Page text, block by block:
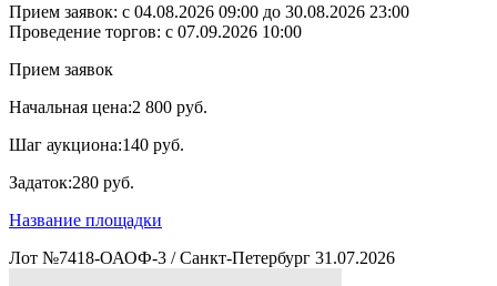
Прием заявок: с 04.08.2026 09:00 до 30.08.2026 23:00
Проведение торгов: с 07.09.2026 10:00
Прием заявок
Начальная цена:2 800 руб.
Шаг аукциона:140 руб.
Задаток:280 руб.
Название площадки
Лот №7418-ОАОФ-3 / Санкт-Петербург 31.07.2026